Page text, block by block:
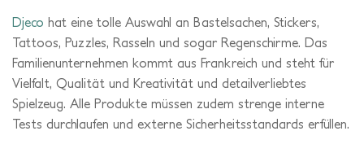
Djeco hat eine tolle Auswahl an Bastelsachen, Stickers,
Tattoos, Puzzles, Rasseln und sogar Regenschirme. Das
Familienunternehmen kommt aus Frankreich und steht für
Vielfalt, Qualität und Kreativität und detailverliebtes
Spielzeug. Alle Produkte müssen zudem strenge interne
Tests durchlaufen und externe Sicherheitsstandards erfüllen.